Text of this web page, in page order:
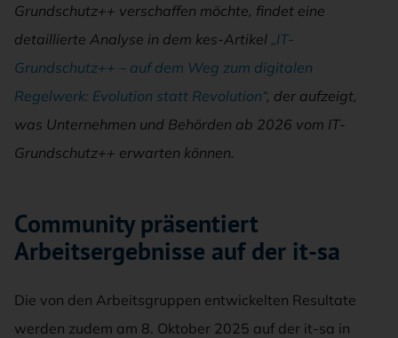
Grundschutz++ verschaffen möchte, findet eine
detaillierte Analyse in dem kes-Artikel „IT-
Grundschutz++ – auf dem Weg zum digitalen
Regelwerk: Evolution statt Revolution“, der aufzeigt,
was Unternehmen und Behörden ab 2026 vom IT-
Grundschutz++ erwarten können.
Community präsentiert
Arbeitsergebnisse auf der it-sa
Die von den Arbeitsgruppen entwickelten Resultate
werden zudem am 8. Oktober 2025 auf der it-sa in